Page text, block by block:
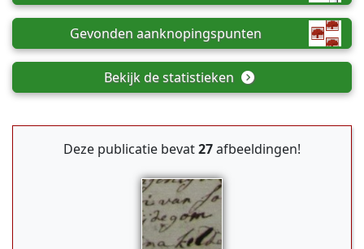
Gevonden aanknopingspunten
Bekijk de statistieken
Deze publicatie bevat27afbeeldingen!